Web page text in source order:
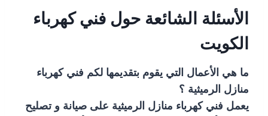
الأسئلة الشائعة حول فني كهرباء
الكويت
ما هي الأعمال التي يقوم بتقديمها لكم فني كهرباء
منازل الرميثية ؟
يعمل فني كهرباء منازل الرميثية على صيانة و تصليح